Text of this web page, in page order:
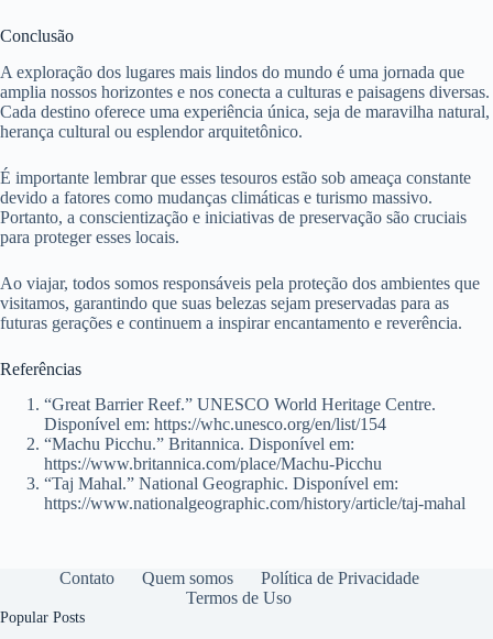
Conclusão
A exploração dos lugares mais lindos do mundo é uma jornada que
amplia nossos horizontes e nos conecta a culturas e paisagens diversas.
Cada destino oferece uma experiência única, seja de maravilha natural,
herança cultural ou esplendor arquitetônico.
É importante lembrar que esses tesouros estão sob ameaça constante
devido a fatores como mudanças climáticas e turismo massivo.
Portanto, a conscientização e iniciativas de preservação são cruciais
para proteger esses locais.
Ao viajar, todos somos responsáveis pela proteção dos ambientes que
visitamos, garantindo que suas belezas sejam preservadas para as
futuras gerações e continuem a inspirar encantamento e reverência.
Referências
“Great Barrier Reef.” UNESCO World Heritage Centre.
Disponível em: https://whc.unesco.org/en/list/154
“Machu Picchu.” Britannica. Disponível em:
https://www.britannica.com/place/Machu-Picchu
“Taj Mahal.” National Geographic. Disponível em:
https://www.nationalgeographic.com/history/article/taj-mahal
Contato Quem somos
Política de Privacidade
Termos de Uso
Popular Posts